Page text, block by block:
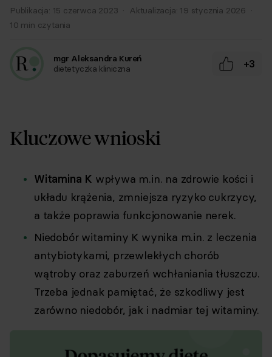
Publikacja: 15 czerwca 2023 · Aktualizacja: 19 stycznia 2026 ·
10 min czytania
mgr Aleksandra Kureń
dietetyczka kliniczna
+3
Kluczowe wnioski
Witamina K wpływa m.in. na zdrowie kości i
układu krążenia, zmniejsza ryzyko cukrzycy,
a także poprawia funkcjonowanie nerek.
Niedobór witaminy K wynika m.in. z leczenia
antybiotykami, przewlekłych chorób
wątroby oraz zaburzeń wchłaniania tłuszczu.
Trzeba jednak pamiętać, że szkodliwy jest
zarówno niedobór, jak i nadmiar tej witaminy.